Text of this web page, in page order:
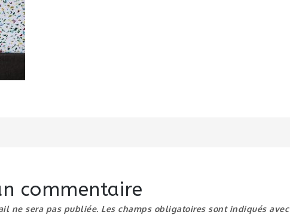
commentaire
ne sera pas publiée. Les champs obligatoires sont indiqués avec